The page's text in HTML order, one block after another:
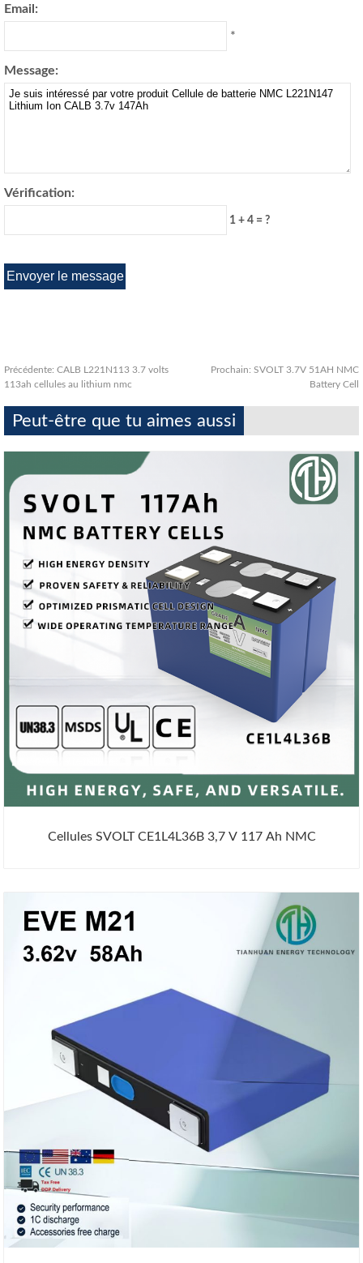
Email:
*
Message:
Vérification:
1 + 4 = ?
Précédente: CALB L221N113 3.7 volts
113ah cellules au lithium nmc
Prochain: SVOLT 3.7V 51AH NMC
Battery Cell
Peut-être que tu aimes aussi
Cellules SVOLT CE1L4L36B 3,7 V 117 Ah NMC